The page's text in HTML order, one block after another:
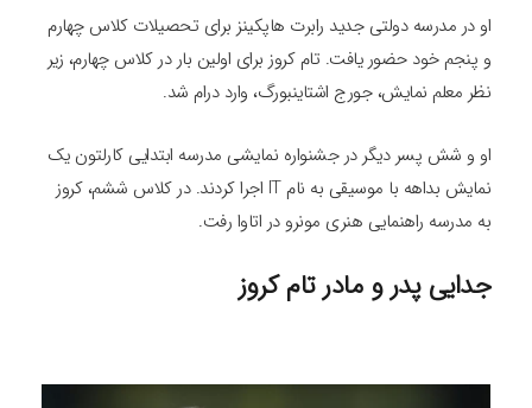
او در مدرسه دولتی جدید رابرت هاپکینز برای تحصیلات کلاس چهارم
و پنجم خود حضور یافت. تام کروز برای اولین بار در کلاس چهارم، زیر
نظر معلم نمایش، جورج اشتاینبورگ، وارد درام شد.
او و شش پسر دیگر در جشنواره نمایشی مدرسه ابتدایی کارلتون یک
نمایش بداهه با موسیقی به نام IT اجرا کردند. در کلاس ششم، کروز
به مدرسه راهنمایی هنری مونرو در اتاوا رفت.
جدایی پدر و مادر تام کروز